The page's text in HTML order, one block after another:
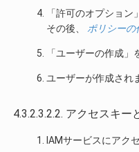
「許可のオプショ
その後、 ポリシーの
「ユーザーの作成」
ユーザーが作成され
4.3.2.3.2.2. アクセスキ
IAMサービスにアク